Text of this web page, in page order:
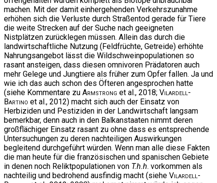
machen. Mit der damit einhergehenden Verkehrszunahme
erhöhen sich die Verluste durch Straßentod gerade für Tiere
die weite Strecken auf der Suche nach geeigneten
Nistplätzen zurücklegen müssen. Allein das durch die
landwirtschaftliche Nutzung (Feldfrüchte, Getreide) erhöhte
Nahrungsangebot lässt die Wildschweinpopulationen so
rasant ansteigen, dass diesen omnivoren Prädatoren auch
mehr Gelege und Jungtiere als früher zum Opfer fallen. Ja und
wie ich das auch schon des Öfteren angesprochen hatte
(siehe Kommentare zu Armstrong et al., 2018; Vilardell-
Bartino et al., 2012) macht sich auch der Einsatz von
Herbiziden und Pestiziden in der Landwirtschaft langsam
bemerkbar, denn auch in den Balkanstaaten nimmt deren
großflächiger Einsatz rasant zu ohne dass es entsprechende
Untersuchungen zu deren nachteiligen Auswirkungen
begleitend durchgeführt würden. Wenn man alle diese Fakten
die man heute für die französischen und spanischen Gebiete
in denen noch Reliktpopulationen von T.h.h. vorkommen als
nachteilig und bedrohend ausfindig macht (siehe Vilardell-